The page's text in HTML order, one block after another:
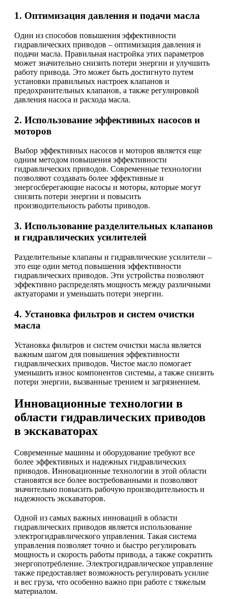
1. Оптимизация давления и подачи масла
Один из способов повышения эффективности
гидравлических приводов – оптимизация давления и
подачи масла. Правильная настройка этих параметров
может значительно снизить потери энергии и улучшить
работу привода. Это может быть достигнуто путем
установки правильных настроек клапанов и
предохранительных клапанов, а также регулировкой
давления насоса и расхода масла.
2. Использование эффективных насосов и
моторов
Выбор эффективных насосов и моторов является еще
одним методом повышения эффективности
гидравлических приводов. Современные технологии
позволяют создавать более эффективные и
энергосберегающие насосы и моторы, которые могут
снизить потери энергии и повысить
производительность работы приводов.
3. Использование разделительных клапанов
и гидравлических усилителей
Разделительные клапаны и гидравлические усилители –
это еще один метод повышения эффективности
гидравлических приводов. Эти устройства позволяют
эффективно распределять мощность между различными
актуаторами и уменьшать потери энергии.
4. Установка фильтров и систем очистки
масла
Установка фильтров и систем очистки масла является
важным шагом для повышения эффективности
гидравлических приводов. Чистое масло помогает
уменьшить износ компонентов системы, а также снизить
потери энергии, вызванные трением и загрязнением.
Инновационные технологии в
области гидравлических приводов
в экскаваторах
Современные машины и оборудование требуют все
более эффективных и надежных гидравлических
приводов. Инновационные технологии в этой области
становятся все более востребованными и позволяют
значительно повысить рабочую производительность и
надежность экскаваторов.
Одной из самых важных инноваций в области
гидравлических приводов является использование
электрогидравлического управления. Такая система
управления позволяет точно и быстро регулировать
мощность и скорость работы привода, а также сократить
энергопотребление. Электрогидравлическое управление
также предоставляет возможность регулировать усилие
и вес груза, что особенно важно при работе с тяжелым
материалом.